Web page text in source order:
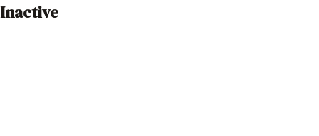
Inactive